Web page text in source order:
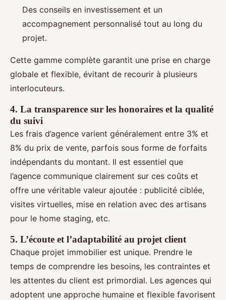
Des conseils en investissement et un
accompagnement personnalisé tout au long du
projet.
Cette gamme complète garantit une prise en charge
globale et flexible, évitant de recourir à plusieurs
interlocuteurs.
4. La transparence sur les honoraires et la qualité
du suivi
Les frais d’agence varient généralement entre 3% et
8% du prix de vente, parfois sous forme de forfaits
indépendants du montant. Il est essentiel que
l’agence communique clairement sur ces coûts et
offre une véritable valeur ajoutée : publicité ciblée,
visites virtuelles, mise en relation avec des artisans
pour le home staging, etc.
5. L’écoute et l’adaptabilité au projet client
Chaque projet immobilier est unique. Prendre le
temps de comprendre les besoins, les contraintes et
les attentes du client est primordial. Les agences qui
adoptent une approche humaine et flexible favorisent